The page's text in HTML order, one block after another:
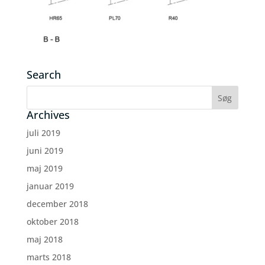
Search
Archives
juli 2019
juni 2019
maj 2019
januar 2019
december 2018
oktober 2018
maj 2018
marts 2018